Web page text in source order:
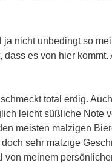
nicht unbedingt so
es von hier
total erdig.
leicht süßliche Note
meisten malzigen
sehr malzige
meinem